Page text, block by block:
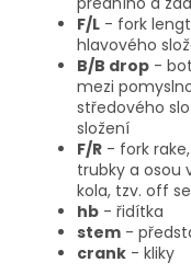
F/L - fork
hlavového
B/B drop -
mezi
středového
složení
F/R - fork
trubky a osou
kola, tzv. off
hb - řidítka
stem -
crank - kliky